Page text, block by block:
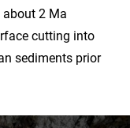
2 Ma
cutting into
sediments prior